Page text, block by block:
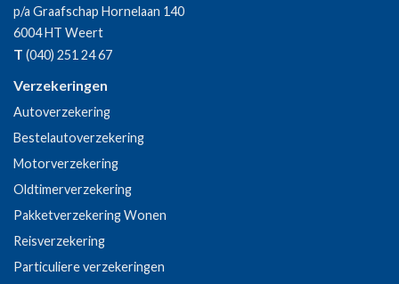
p/a Graafschap Hornelaan 140
6004 HT Weert
T (040) 251 24 67
Verzekeringen
Autoverzekering
Bestelautoverzekering
Motorverzekering
Oldtimerverzekering
Pakketverzekering Wonen
Reisverzekering
Particuliere verzekeringen